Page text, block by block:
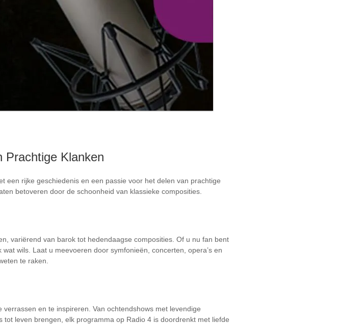
Prachtige Klanken
een rijke geschiedenis en een passie voor het delen van prachtige
betoveren door de schoonheid van klassieke composities.
variërend van barok tot hedendaagse composities. Of u nu fan bent
wils. Laat u meevoeren door symfonieën, concerten, opera’s en
te raken.
en te inspireren. Van ochtendshows met levendige
leven brengen, elk programma op Radio 4 is doordrenkt met liefde